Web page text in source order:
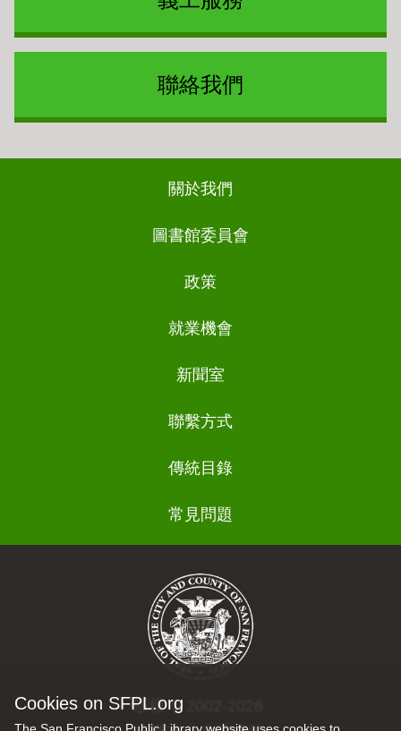
Cookies on SFPL.org
聯絡我們
關於我們
圖書館委員會
政策
就業機會
新聞室
聯繫方式
傳統目錄
常見問題
版權 © 2002-2026